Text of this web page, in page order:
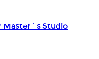
Master`s Studio